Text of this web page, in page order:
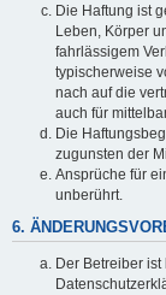
Die Haftung ist
Leben, Körper
fahrlässigem
typischerweise
nach auf die
auch für
Die
zugunsten der
Ansprüche für
unberührt.
6.
Der Betreiber